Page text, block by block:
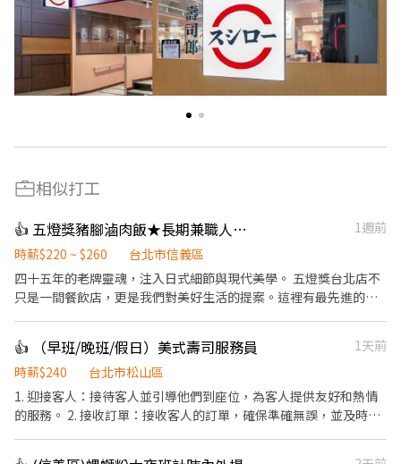
相似打工
👍 五燈獎豬腳滷肉飯★長期兼職人員【多門市擴大徵才中】
1週前
時薪$220 ~ $260
台北市信義區
​四十五年的老牌靈魂，注入日式細節與現代美學。 五燈獎台北店不
只是一間餐飲店，更是我們對美好生活的提案。這裡有最先進的自
康店】 與 【信義店】，7/1 我們正式進駐「台北 101」！ ​極致乾淨
環境： 顛覆傳統，這可能是你見過最整潔、無油煙的餐飲工作空
間。 ​科技輔助入職： 多種自動化設備，減輕體力負擔，分工明確讓
你輕鬆上手。 ​未來職涯規劃： 品牌正朝向國際化與多角化經營，這
👍 （早班/晚班/假日）美式壽司服務員
1天前
時薪$240
台北市松山區
1. 迎接客人：接待客人並引導他們到座位，為客人提供友好和熱情
的服務。 2. 接收訂單：接收客人的訂單，確保準確無誤，並及時將